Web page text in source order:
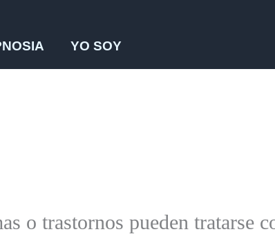
YO SOY
o trastornos pueden tratarse